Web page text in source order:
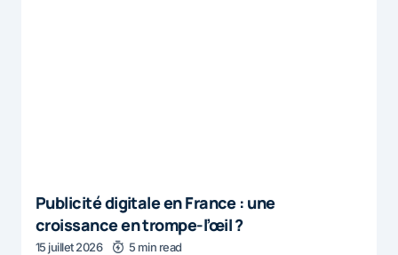
Publicité digitale en France : une
croissance en trompe-l’œil ?
15 juillet 2026 5 min read